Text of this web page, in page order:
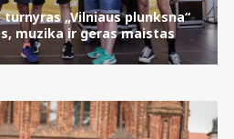
„Vilniaus plunksna“
muzika ir geras maistas